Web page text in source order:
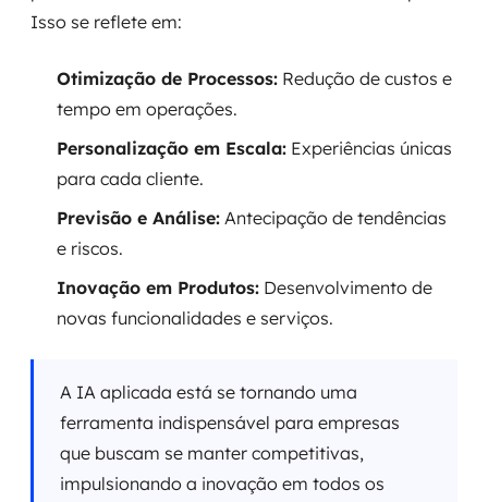
Isso se reflete em:
Otimização de Processos: Redução de custos e
tempo em operações.
Personalização em Escala: Experiências únicas
para cada cliente.
Previsão e Análise: Antecipação de tendências
e riscos.
Inovação em Produtos: Desenvolvimento de
novas funcionalidades e serviços.
A IA aplicada está se tornando uma
ferramenta indispensável para empresas
que buscam se manter competitivas,
impulsionando a inovação em todos os